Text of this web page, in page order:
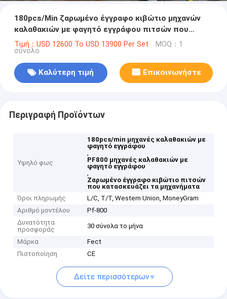
180pcs/Min ζαρωμένο έγγραφο κιβώτιο μηχανών
καλαθακιών με φαγητό εγγράφου πιτσών που
κατασκευάζει τα μηχανήματα
Τιμή：USD 12600 To USD 13900 Per Set MOQ：1
σύνολο
Καλύτερη τιμή Επικοινωνήστε
Περιγραφή Προϊόντων
Υψηλό φως
180pcs/min μηχανές καλαθακιών με
φαγητό εγγράφου
,
PF800 μηχανές καλαθακιών με
φαγητό εγγράφου
,
Ζαρωμένο έγγραφο κιβώτιο πιτσών
που κατασκευάζει τα μηχανήματα
Όροι πληρωμής
L/C, T/T, Western Union, MoneyGram
Αριθμό μοντέλου
Pf-800
Δυνατότητα
προσφοράς
30 σύνολα το μήνα
Μάρκα
Fect
Πιστοποίηση
CE
Δείτε περισσότερων